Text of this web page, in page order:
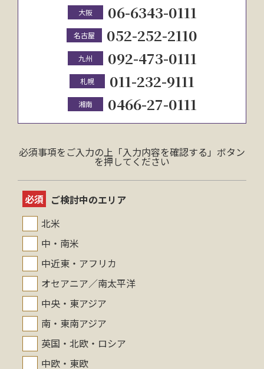
大阪 06-6343-0111
名古屋 052-252-2110
九州 092-473-0111
札幌 011-232-9111
湘南 0466-27-0111
必須事項をご入力の上「入力内容を確認する」ボタン
を押してください
必須
ご検討中のエリア
北米
中・南米
中近東・アフリカ
オセアニア／南太平洋
中央・東アジア
南・東南アジア
英国・北欧・ロシア
中欧・東欧